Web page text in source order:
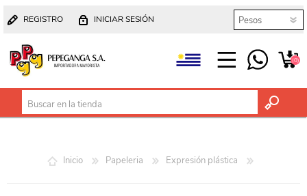
REGISTRO INICIAR SESIÓN
(0)
Inicio Papeleria Expresión plástica